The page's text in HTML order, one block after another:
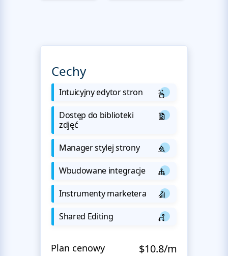
Cechy
Intuicyjny edytor stron
Dostęp do biblioteki
zdjęć
Manager stylej strony
Wbudowane integracje
Instrumenty marketera
Shared Editing
Plan cenowy $10.8/m